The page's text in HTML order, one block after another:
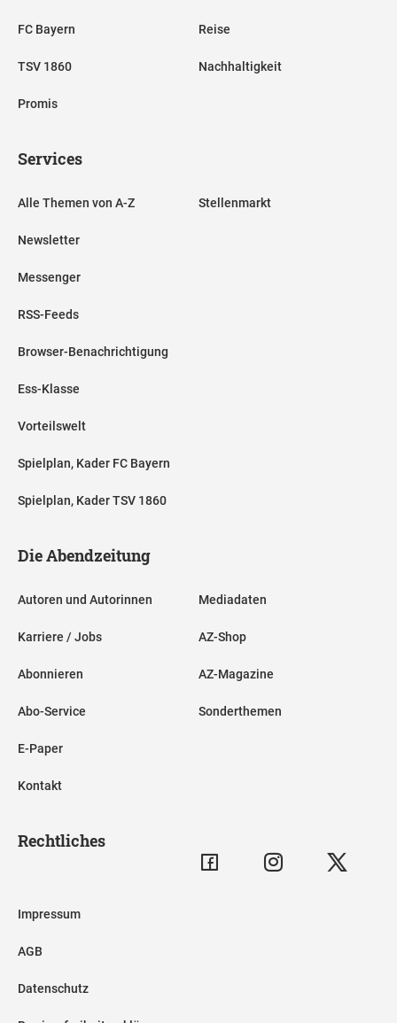
FC Bayern
TSV 1860
Promis
Reise
Nachhaltigkeit
Services
Alle Themen von A-Z
Newsletter
Messenger
RSS-Feeds
Browser-Benachrichtigung
Ess-Klasse
Vorteilswelt
Spielplan, Kader FC Bayern
Spielplan, Kader TSV 1860
Stellenmarkt
Die Abendzeitung
Autoren und Autorinnen
Karriere / Jobs
Abonnieren
Abo-Service
E-Paper
Kontakt
Mediadaten
AZ-Shop
AZ-Magazine
Sonderthemen
Rechtliches
Impressum
AGB
Datenschutz